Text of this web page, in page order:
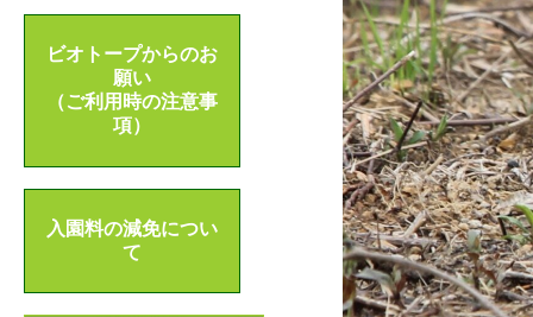
ビオトープからのお
願い
（ご利用時の注意事
項）
入園料の減免につい
て